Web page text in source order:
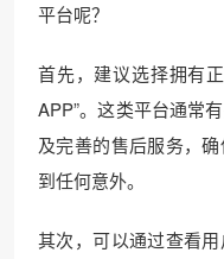
平台呢？
首先，建议选择拥有
APP”。这类平台通常
及完善的售后服务，
到任何意外。
其次，可以通过查看用